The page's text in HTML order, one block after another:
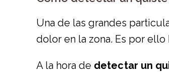
Una de las grandes
dolor en la zona. Es por
A la hora de detectar un